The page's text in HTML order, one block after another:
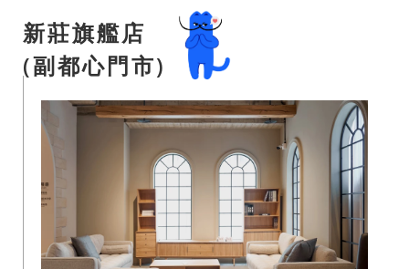
新莊旗艦店
(副都心門市)